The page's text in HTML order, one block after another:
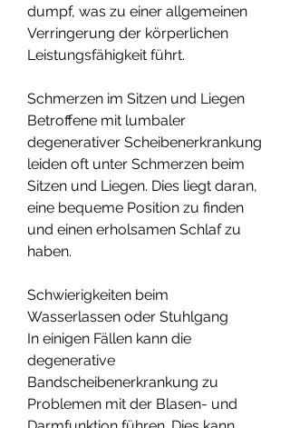
dumpf, was zu einer allgemeinen
Verringerung der körperlichen
Leistungsfähigkeit führt.
Schmerzen im Sitzen und Liegen
Betroffene mit lumbaler
degenerativer Scheibenerkrankung
leiden oft unter Schmerzen beim
Sitzen und Liegen. Dies liegt daran,
eine bequeme Position zu finden
und einen erholsamen Schlaf zu
haben.
Schwierigkeiten beim
Wasserlassen oder Stuhlgang
In einigen Fällen kann die
degenerative
Bandscheibenerkrankung zu
Problemen mit der Blasen- und